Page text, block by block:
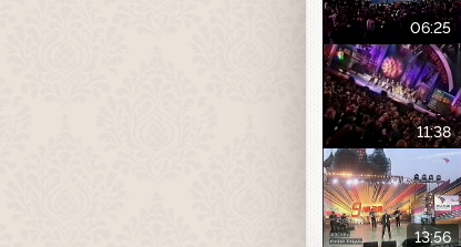
06:25
11:38
13:56